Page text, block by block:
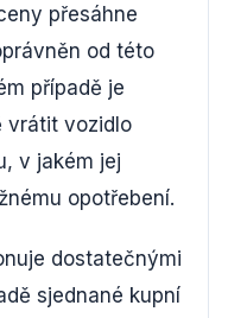
přesáhne
od této
případě je
vrátit vozidlo
v jakém jej
opotřebení.
dostatečnými
sjednané kupní